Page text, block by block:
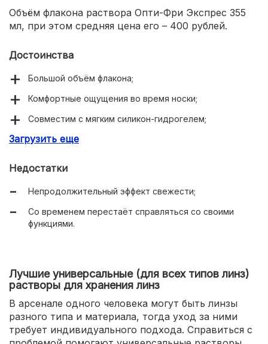
Объём флакона раствора Опти-Фри Экспрес 355
мл, при этом средняя цена его – 400 рублей.
Достоинства
Большой объём флакона;
Комфортные ощущения во время носки;
Совместим с мягким силикон-гидрогелем;
Подходит для чувствительных глаз;
Загрузить еще
Недостатки
Непродолжительный эффект свежести;
Со временем перестаёт справляться со своими
функциями.
Лучшие универсальные (для всех типов линз)
растворы для хранения линз
В арсенале одного человека могут быть линзы
разного типа и материала, тогда уход за ними
требует индивидуального подхода. Справиться с